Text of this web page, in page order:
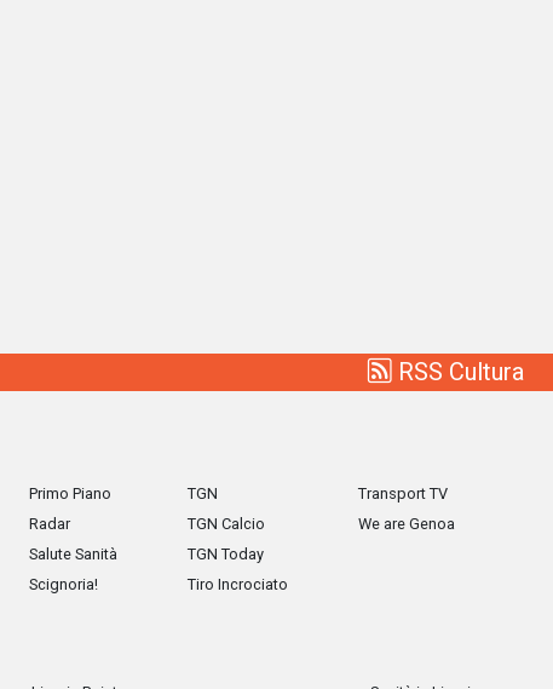
RSS Cultura
Primo Piano
Radar
Salute Sanità
Scignoria!
TGN
TGN Calcio
TGN Today
Tiro Incrociato
Transport TV
We are Genoa